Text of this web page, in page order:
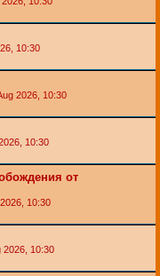
10:30
2026, 10:30
10:30
от
10:30
2026, 10:30